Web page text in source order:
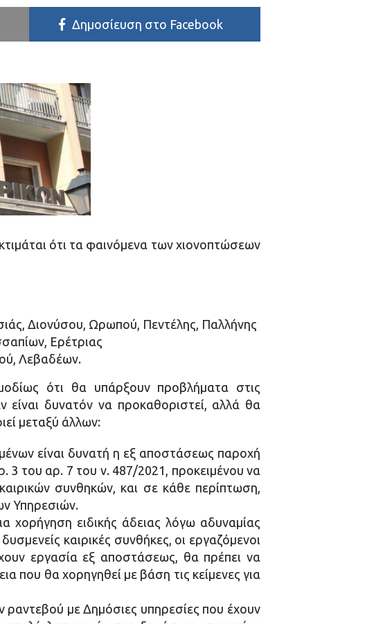
Δημοσίευση στο Facebook
ότι τα φαινόμενα των χιονοπτώσεων
Διονύσου, Ωρωπού, Πεντέλης, Παλλήνης
Ερέτριας
Λεβαδέων.
ότι θα υπάρξουν προβλήματα στις
είναι δυνατόν να προκαθοριστεί, αλλά θα
μεταξύ άλλων:
είναι δυνατή η εξ αποστάσεως παροχή
3 του αρ. 7 του ν. 487/2021, προκειμένου να
συνθηκών, και σε κάθε περίπτωση,
Υπηρεσιών.
χορήγηση ειδικής άδειας λόγω αδυναμίας
καιρικές συνθήκες, οι εργαζόμενοι
εργασία εξ αποστάσεως, θα πρέπει να
που θα χορηγηθεί με βάση τις κείμενες για
ραντεβού με Δημόσιες υπηρεσίες που έχουν